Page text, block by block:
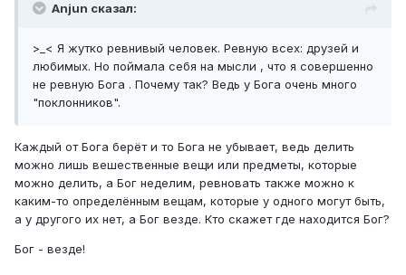
Anjun сказал:
>_< Я жутко ревнивый человек. Ревную всех: друзей и
любимых. Но поймала себя на мысли , что я совершенно
не ревную Бога . Почему так? Ведь у Бога очень много
"поклонников".
Каждый от Бога берёт и то Бога не убывает, ведь делить
можно лишь вешественные вещи или предметы, которые
можно делить, а Бог неделим, ревновать также можно к
каким-то определённым вещам, которые у одного могут быть,
а у другого их нет, а Бог везде. Кто скажет где находится Бог?
Бог - везде!